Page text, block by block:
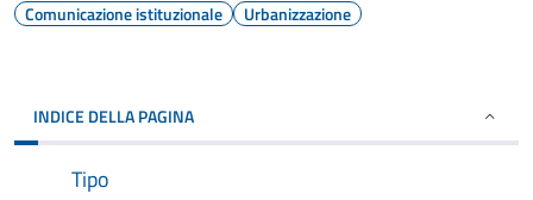
Comunicazione istituzionale Urbanizzazione
INDICE DELLA PAGINA
Tipo